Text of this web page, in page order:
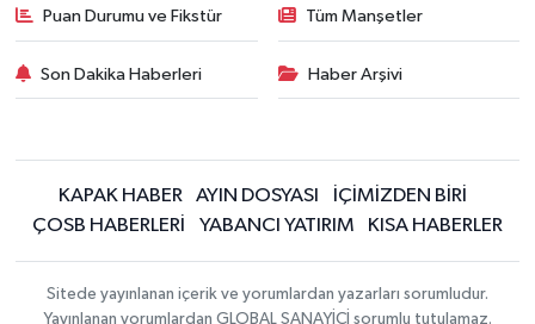
Puan Durumu ve Fikstür Tüm Manşetler
Son Dakika Haberleri Haber Arşivi
KAPAK HABER AYIN DOSYASI
İÇİMİZDEN BİRİ
ÇOSB HABERLERİ
YABANCI YATIRIM KISA HABERLER
Sitede yayınlanan içerik ve yorumlardan yazarları sorumludur.
Yayınlanan yorumlardan GLOBAL SANAYİCİ sorumlu tutulamaz.